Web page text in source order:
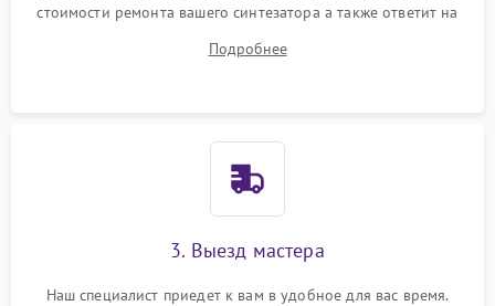
стоимости ремонта вашего синтезатора а также ответит на
Подробнее
3. Выезд мастера
Наш специалист приедет к вам в удобное для вас время.